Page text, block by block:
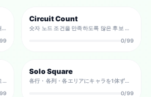
얽힌 신호 라인을 올바른 순서로 흘려보내는 논리와 제어의 타임어택 퍼즐입니다.
Circuit Count
숫자 노드 조건을 만족하도록 많은 후보 라인 중 필요한 연결만 고르는 논리 퍼즐.
0/99
같은 BRAINTYPE 캐릭터 페어를 서로 교차하지 않는 선으로 모두 이어 주는 경로 퍼즐.
Solo Square
各行・各列・各エリアにキャラを1体ずつ。となり合わせ禁止の消去法で唯一の配置を導くロジックパズル。
0/99